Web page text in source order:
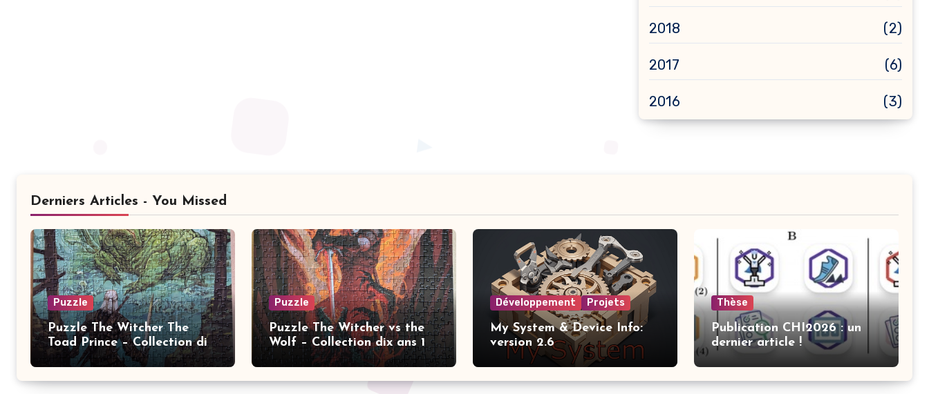
2018 (2)
2017 (6)
2016 (3)
Derniers Articles - You Missed
Puzzle
Puzzle The Witcher The
Toad Prince – Collection dix
ans 2
Puzzle
Puzzle The Witcher vs the
Wolf – Collection dix ans 1
Développement Projets
My System & Device Info:
version 2.6
Thèse
Publication CHI2026 : un
dernier article !